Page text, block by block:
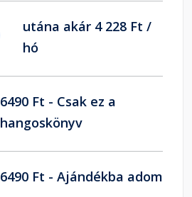
utána akár 4 228 Ft /
hó
6490 Ft - Csak ez a
hangoskönyv
6490 Ft - Ajándékba adom